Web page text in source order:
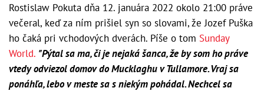
Rostislaw Pokuta dňa 12. januára 2022 okolo 21:00 práve
večeral, keď za ním prišiel syn so slovami, že Jozef Puška
ho čaká pri vchodových dverách. Píše o tom Sunday
World. "Pýtal sa ma, či je nejaká šanca, že by som ho práve
vtedy odviezol domov do Mucklaghu v Tullamore. Vraj sa
ponáhľa, lebo v meste sa s niekým pohádal. Nechcel sa